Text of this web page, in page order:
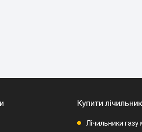
Купити
Лічильники газу